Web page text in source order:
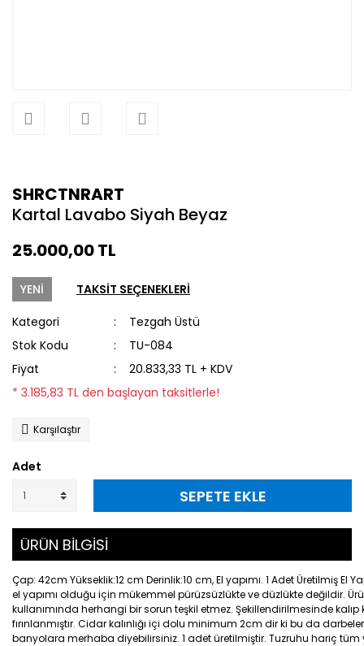
SHRCTNRART
Kartal Lavabo Siyah Beyaz
25.000,00 TL
YENİ TAKSİT SEÇENEKLERİ
Kategori
Tezgah Üstü
Stok Kodu
TU-084
Fiyat
20.833,33 TL + KDV
* 3.185,83 TL den başlayan taksitlerle!
Karşılaştır
Adet
SEPETE EKLE
ÜRÜN BİLGİSİ
Çap: 42cm Yükseklik:12 cm Derinlik:10 cm, El yapımı. 1 Adet Üretilmiş
el yapımı olduğu için mükemmel pürüzsüzlükte ve düzlükte değildir.
kullanımında herhangi bir sorun teşkil etmez. Şekillendirilmesinde kalıp
fırınlanmıştır. Cidar kalınlığı içi dolu minimum 2cm dir ki bu da
banyolara merhaba diyebilirsiniz. 1 adet üretilmiştir. Tuzruhu hariç tüm